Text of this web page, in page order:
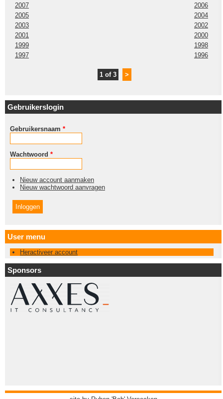
2007
2006
2005
2004
2003
2002
2001
2000
1999
1998
1997
1996
1 of 3 >
Gebruikerslogin
Gebruikersnaam *
Wachtwoord *
Nieuw account aanmaken
Nieuw wachtwoord aanvragen
User menu
Heractiveer account
Sponsors